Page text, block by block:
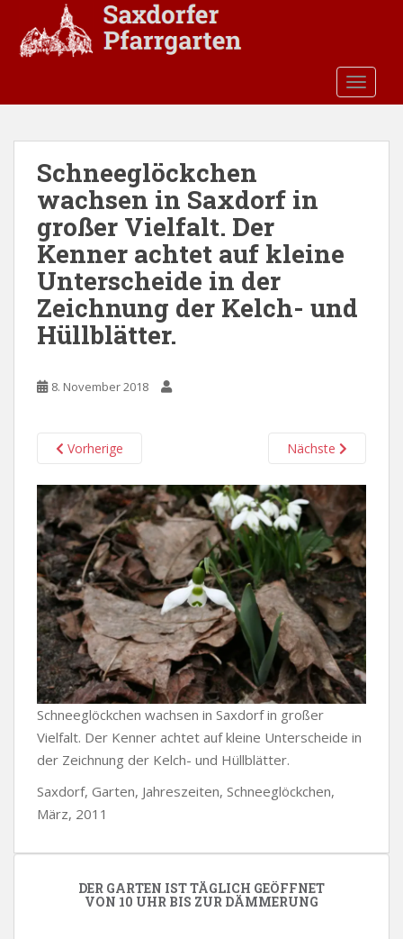
Schneeglöckchen
wachsen in Saxdorf in
großer Vielfalt. Der
Kenner achtet auf kleine
Unterscheide in der
Zeichnung der Kelch- und
Hüllblätter.
8. November 2018
Vorherige Nächste
Schneeglöckchen wachsen in Saxdorf in großer
Vielfalt. Der Kenner achtet auf kleine Unterscheide in
der Zeichnung der Kelch- und Hüllblätter.
Saxdorf, Garten, Jahreszeiten, Schneeglöckchen,
März, 2011
DER GARTEN IST TÄGLICH GEÖFFNET
VON 10 UHR BIS ZUR DÄMMERUNG